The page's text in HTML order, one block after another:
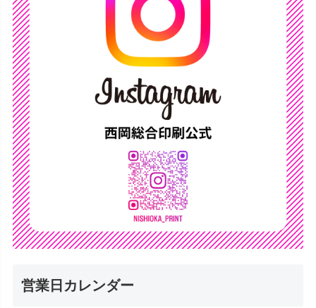
営業日カレンダー